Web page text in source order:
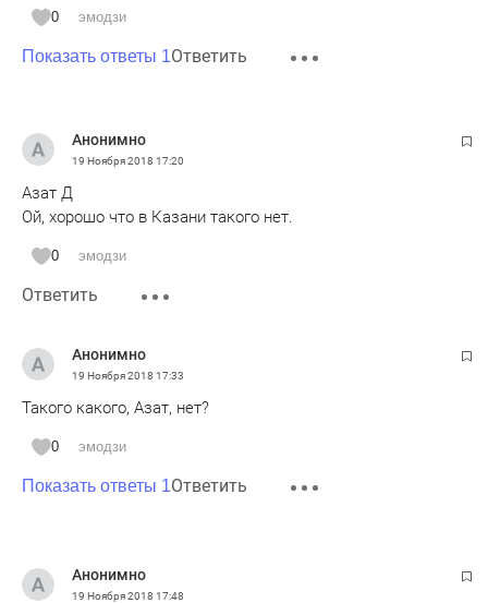
0 эмодзи
Показать ответы 1Ответить
Анонимно
19 Ноября 2018 17:20
Азат Д
Ой, хорошо что в Казани такого нет.
0 эмодзи
Ответить
Анонимно
19 Ноября 2018 17:33
Такого какого, Азат, нет?
0 эмодзи
Показать ответы 1Ответить
Анонимно
19 Ноября 2018 17:48